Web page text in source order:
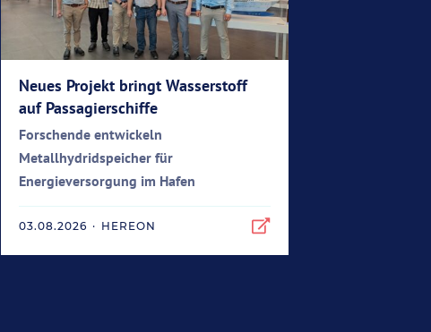
Neues Projekt bringt Wasserstoff
auf Passagierschiffe
Forschende entwickeln
Metallhydridspeicher für
Energieversorgung im Hafen
03.08.2026 · HEREON